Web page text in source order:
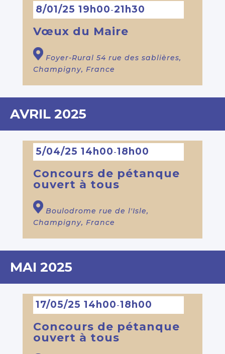
8/01/25 19h00-21h30
Vœux du Maire
Foyer-Rural 54 rue des sablières,
Champigny, France
AVRIL 2025
5/04/25 14h00-18h00
Concours de pétanque
ouvert à tous
Boulodrome rue de l'Isle,
Champigny, France
MAI 2025
17/05/25 14h00-18h00
Concours de pétanque
ouvert à tous